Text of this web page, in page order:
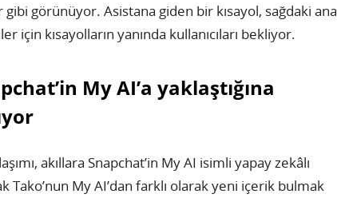
görünüyor. Asistana giden bir kısayol, sağdaki ana
kısayolların yanında kullanıcıları bekliyor.
My AI’a yaklaştığına
akıllara Snapchat’in My AI isimli yapay zekâlı
My AI’dan farklı olarak yeni içerik bulmak